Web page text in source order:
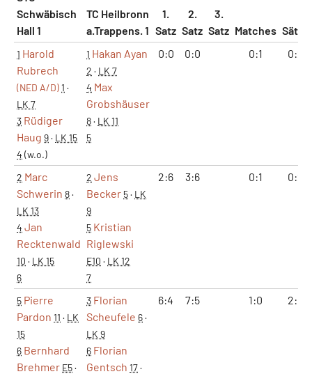
Schwäbisch
Hall 1
TC Heilbronn
a.Trappens. 1
1.
Satz
2.
Satz
3.
Satz Matches Sätze
1 Harold
Rubrech
(NED A/D)1 ·
LK 7
3 Rüdiger
Haug 9· LK 15
4 (w.o.)
1 Hakan Ayan
2 · LK 7
4 Max
Grobshäuser
8· LK 11
5
0:0 0:0 0:1 0:2
2 Marc
Schwerin 8·
LK 13
4 Jan
Recktenwald
10 · LK 15
6
2 Jens
Becker 5· LK
9
5 Kristian
Riglewski
E10 · LK 12
7
2:6 3:6 0:1 0:2
5 Pierre
Pardon 11 · LK
15
6 Bernhard
Brehmer E5·
3 Florian
Scheufele 6·
LK 9
6 Florian
Gentsch 17·
6:4 7:5 1:0 2:0